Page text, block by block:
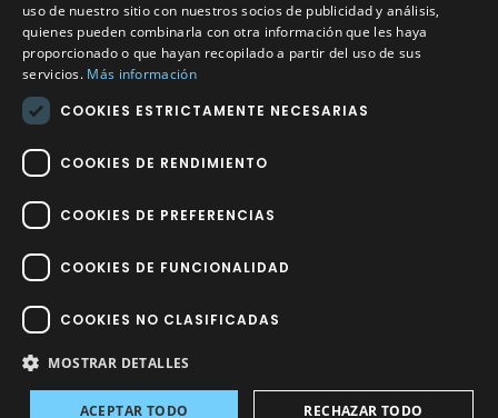
Emailinfo@factory-sport.es
HORARIO COMERCIAL
Lunes a viernes
10:00 a 14:00 / 18:00 a 21:00
Factory Sport 2023
Impulsoh Performance Marketing
Avisos
uso de nuestro sitio con nuestros socios de publicidad y análisis,
quienes pueden combinarla con otra información que les haya
proporcionado o que hayan recopilado a partir del uso de sus
servicios. Más información
COOKIES ESTRICTAMENTE NECESARIAS
COOKIES DE RENDIMIENTO
COOKIES DE PREFERENCIAS
COOKIES DE FUNCIONALIDAD
COOKIES NO CLASIFICADAS
MOSTRAR DETALLES
ACEPTAR TODO RECHAZAR TODO